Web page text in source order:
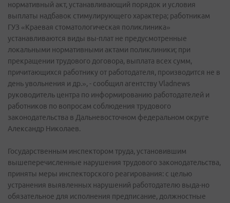
нормативный акт, устанавливающий порядок и условия
выплаты надбавок стимулирующего характера; работникам
ГУЗ «Краевая стоматологическая поликлиника»
устанавливаются виды вы-плат не предусмотренные
локальными нормативными актами поликлиники; при
прекращении трудового договора, выплата всех сумм,
причитающихся работнику от работодателя, производится не в
день увольнения и др.», - сообщил агентству Vladnews
руководитель центра по информированию работодателей и
работников по вопросам соблюдения трудового
законодательства в Дальневосточном федеральном округе
Александр Николаев.
Государственным инспектором труда, установившим
вышеперечисленные нарушения трудового законодательства,
приняты меры инспекторского реагирования: с целью
устранения выявленных нарушений работодателю выда-но
обязательное для исполнения предписание, должностные